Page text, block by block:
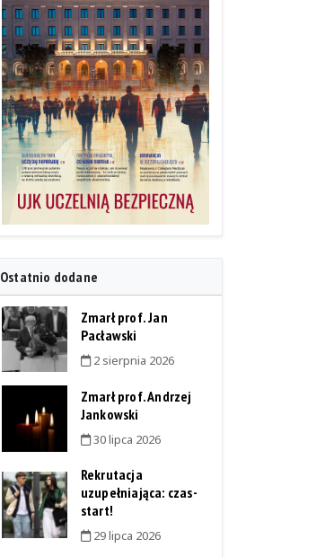
Ostatnio dodane
Zmarł prof. Jan
Pacławski
2 sierpnia 2026
Zmarł prof. Andrzej
Jankowski
30 lipca 2026
Rekrutacja
uzupełniająca: czas-
start!
29 lipca 2026